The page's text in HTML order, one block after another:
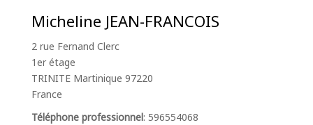
Micheline JEAN-FRANCOIS
2 rue Fernand Clerc
1er étage
TRINITE Martinique 97220
France
Téléphone professionnel: 596554068